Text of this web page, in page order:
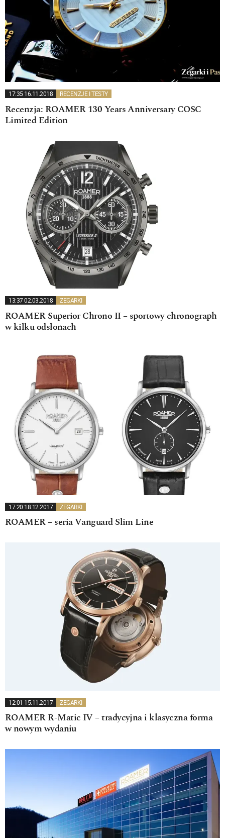
17:35 16.11.2018 RECENZJE I TESTY
Recenzja: ROAMER 130 Years Anniversary COSC
Limited Edition
13:37 02.03.2018 ZEGARKI
ROAMER Superior Chrono II – sportowy chronograph
w kilku odsłonach
17:20 18.12.2017 ZEGARKI
ROAMER – seria Vanguard Slim Line
12:01 15.11.2017 ZEGARKI
ROAMER R-Matic IV – tradycyjna i klasyczna forma
w nowym wydaniu